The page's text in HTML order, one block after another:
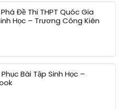
Đề Thi THPT Quóc Gia
Học – Trương Công Kiên
Bài Tập Sinh Học –